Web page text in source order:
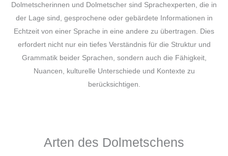
Dolmetscherinnen und Dolmetscher sind Sprachexperten, die in
der Lage sind, gesprochene oder gebärdete Informationen in
Echtzeit von einer Sprache in eine andere zu übertragen. Dies
erfordert nicht nur ein tiefes Verständnis für die Struktur und
Grammatik beider Sprachen, sondern auch die Fähigkeit,
Nuancen, kulturelle Unterschiede und Kontexte zu
berücksichtigen.
Arten des Dolmetschens